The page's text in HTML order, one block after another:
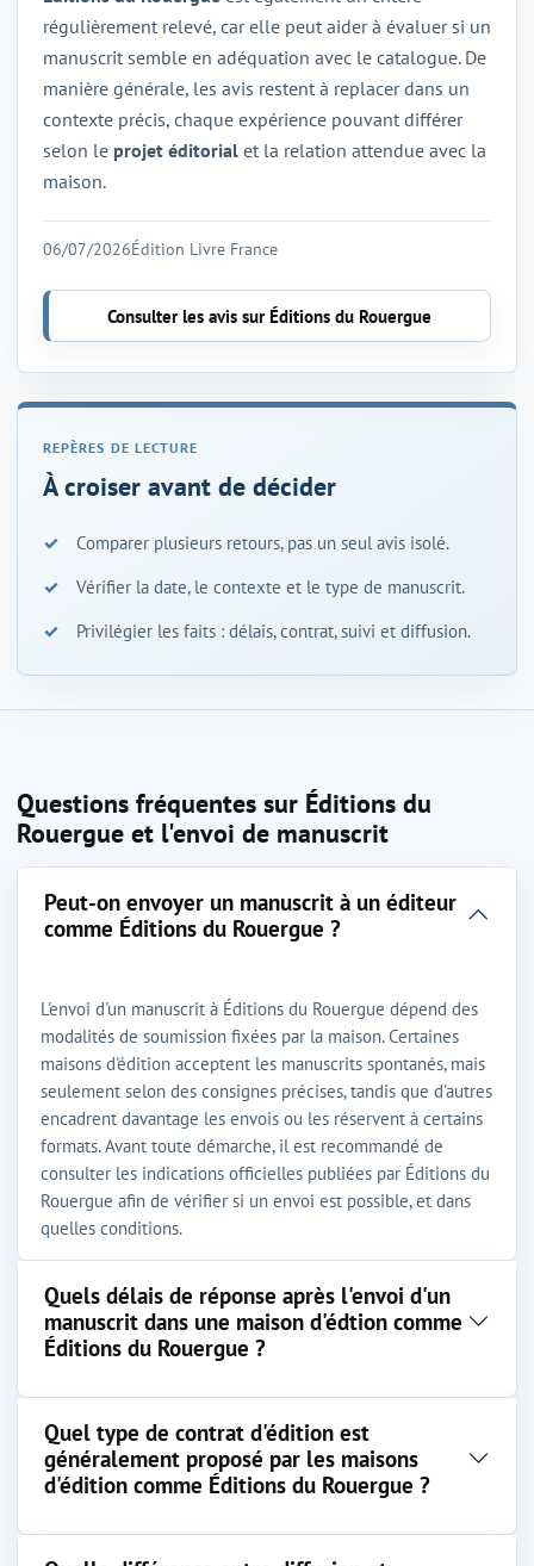
régulièrement relevé, car elle peut aider à évaluer si un
manuscrit semble en adéquation avec le catalogue. De
manière générale, les avis restent à replacer dans un
contexte précis, chaque expérience pouvant différer
selon le projet éditorial et la relation attendue avec la
maison.
06/07/2026Édition Livre France
Consulter les avis sur Éditions du Rouergue
À croiser avant de décider
Comparer plusieurs retours, pas un seul avis isolé.
Vérifier la date, le contexte et le type de manuscrit.
Privilégier les faits : délais, contrat, suivi et diffusion.
Questions fréquentes sur Éditions du
Rouergue et l'envoi de manuscrit
Peut-on envoyer un manuscrit à un éditeur
comme Éditions du Rouergue ?
L'envoi d'un manuscrit à Éditions du Rouergue dépend des
modalités de soumission fixées par la maison. Certaines
maisons d'édition acceptent les manuscrits spontanés, mais
seulement selon des consignes précises, tandis que d'autres
encadrent davantage les envois ou les réservent à certains
formats. Avant toute démarche, il est recommandé de
consulter les indications officielles publiées par Éditions du
Rouergue afin de vérifier si un envoi est possible, et dans
quelles conditions.
Quels délais de réponse après l'envoi d'un
manuscrit dans une maison d'édtion comme
Éditions du Rouergue ?
Quel type de contrat d'édition est
généralement proposé par les maisons
d'édition comme Éditions du Rouergue ?